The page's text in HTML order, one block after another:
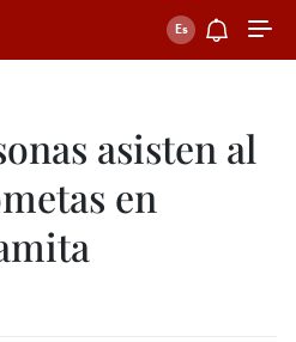
asisten al
en